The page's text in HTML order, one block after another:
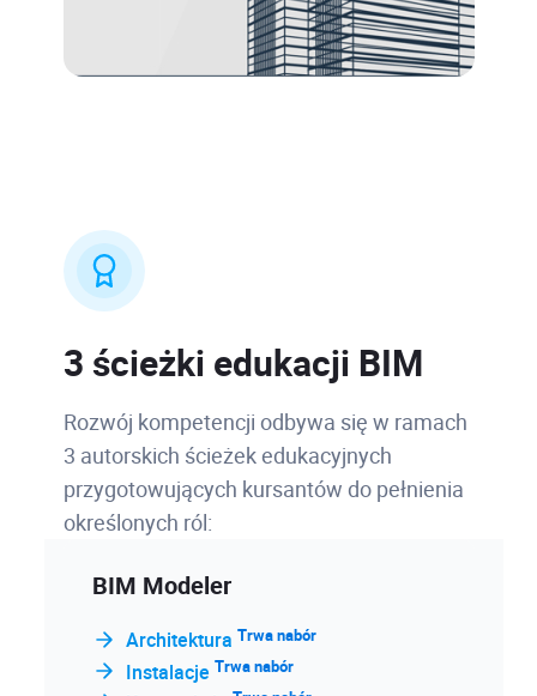
3 ścieżki edukacji BIM
Rozwój kompetencji odbywa się w ramach
3 autorskich ścieżek edukacyjnych
przygotowujących kursantów do pełnienia
określonych ról:
BIM Modeler
Architektura Trwa nabór
Instalacje Trwa nabór